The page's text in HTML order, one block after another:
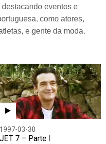
eventos e
como atores,
e gente da moda.
1997-03-30
JET 7 – Parte I